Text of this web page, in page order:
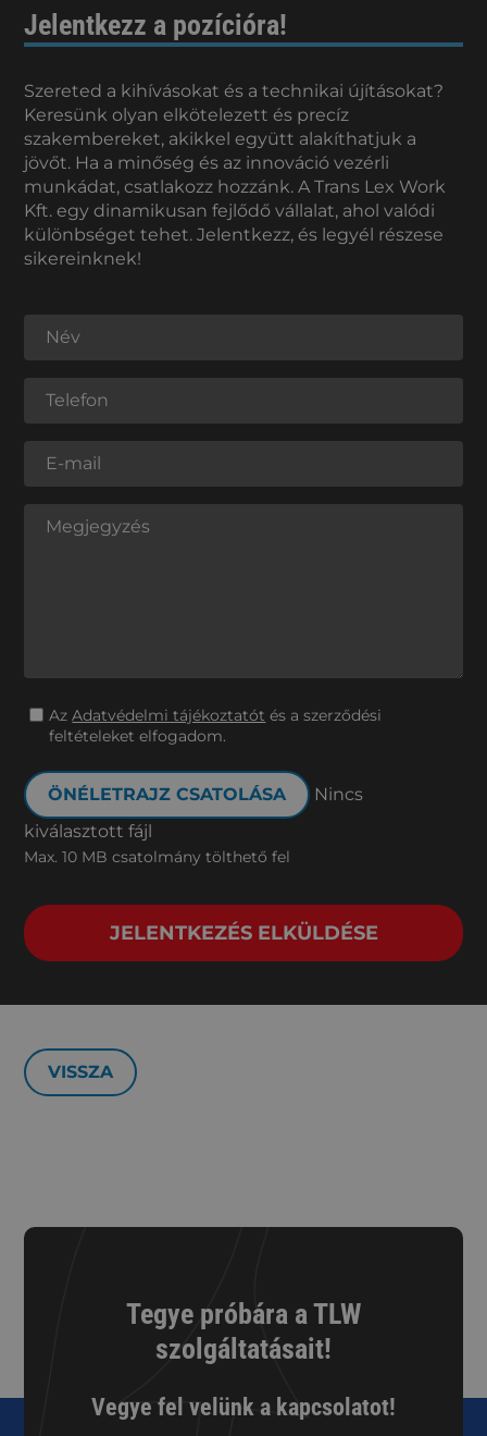
Jelentkezz a pozícióra!
Szereted a kihívásokat és a technikai újításokat?
Keresünk olyan elkötelezett és precíz
szakembereket, akikkel együtt alakíthatjuk a
jövőt. Ha a minőség és az innováció vezérli
munkádat, csatlakozz hozzánk. A Trans Lex Work
Kft. egy dinamikusan fejlődő vállalat, ahol valódi
különbséget tehet. Jelentkezz, és legyél részese
sikereinknek!
AzAdatvédelmi tájékoztatót és a szerződési
feltételeket elfogadom.
ÖNÉLETRAJZ CSATOLÁSA
Nincs
kiválasztott fájl
Max. 10 MB csatolmány tölthető fel
VISSZA
Tegye próbára a TLW
szolgáltatásait!
Vegye fel velünk a kapcsolatot!